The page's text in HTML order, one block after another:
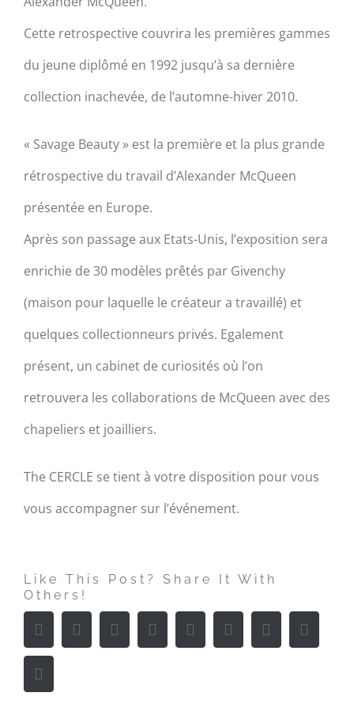
Cette retrospective couvrira les premières gammes
du jeune diplômé en 1992 jusqu’à sa dernière
collection inachevée, de l’automne-hiver 2010.
« Savage Beauty » est la première et la plus grande
rétrospective du travail d’Alexander McQueen
présentée en Europe.
Après son passage aux Etats-Unis, l’exposition sera
enrichie de 30 modèles prêtés par Givenchy
(maison pour laquelle le créateur a travaillé) et
quelques collectionneurs privés. Egalement
présent, un cabinet de curiosités où l’on
retrouvera les collaborations de McQueen avec des
chapeliers et joailliers.
The CERCLE se tient à votre disposition pour vous
vous accompagner sur l’événement.
Like This Post? Share It With
Others!
FacebookTwitter LinkedinReddit Tumblr Google+Pinterest